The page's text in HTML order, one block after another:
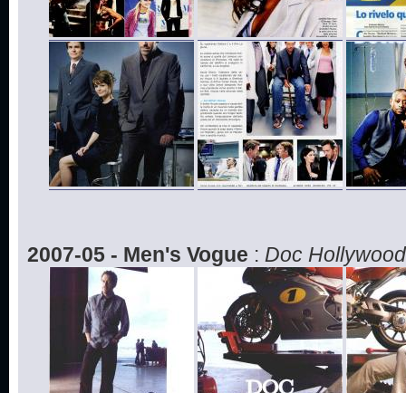
2007-05 - Men's Vogue : Doc